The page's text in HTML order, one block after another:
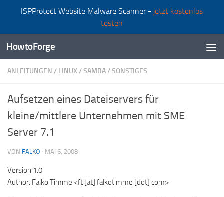
ISPProtect Website Malware Scanner - jetzt kostenlos
testen
Zum Inhalt springen
HowtoForge
ANLEITUNGEN / LINUX/SAMBA/SONSTIGES
Aufsetzen eines Dateiservers für
kleine/mittlere Unternehmen mit SME
Server 7.1
VON FALKO · MAI 6, 2008
Version 1.0
Author: Falko Timme <ft [at] falkotimme [dot] com>